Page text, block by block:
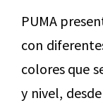
PUMA
con
colores que
y nivel,